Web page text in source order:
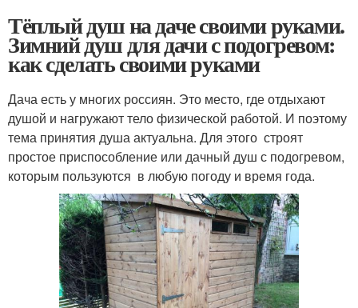
Тёплый душ на даче своими руками.
Зимний душ для дачи с подогревом:
как сделать своими руками
Дача есть у многих россиян. Это место, где отдыхают
душой и нагружают тело физической работой. И поэтому
тема принятия душа актуальна. Для этого строят
простое приспособление или дачный душ с подогревом,
которым пользуются в любую погоду и время года.